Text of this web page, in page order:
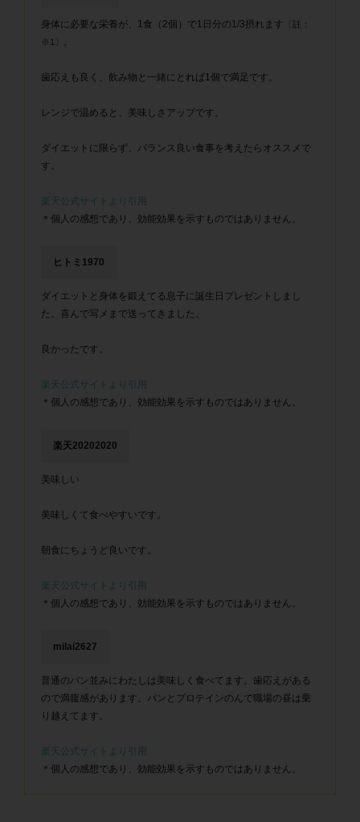
身体に必要な栄養が、1食（2個）で1日分の1/3摂れます 〔註：
※1〕
歯応えも良く、飲み物と一緒にとれば1個で満足です。
レンジで温めると、美味しさアップです。
ダイエットに限らず、バランス良い食事を考えたらオススメで
す。
楽天公式サイトより引用
＊個人の感想であり、効能効果を示すものではありません。
ヒトミ1970
ダイエットと身体を鍛えてる息子に誕生日プレゼントしまし
た。喜んで写メまで送ってきました。
良かったです。
楽天公式サイトより引用
＊個人の感想であり、効能効果を示すものではありません。
楽天20202020
美味しい
美味しくて食べやすいです。
朝食にちょうど良いです。
楽天公式サイトより引用
＊個人の感想であり、効能効果を示すものではありません。
milai2627
普通のパン並みにわたしは美味しく食べてます。歯応えがある
ので満腹感があります。パンとプロテインのんで職場の昼は乗
り越えてます。
楽天公式サイトより引用
＊個人の感想であり、効能効果を示すものではありません。